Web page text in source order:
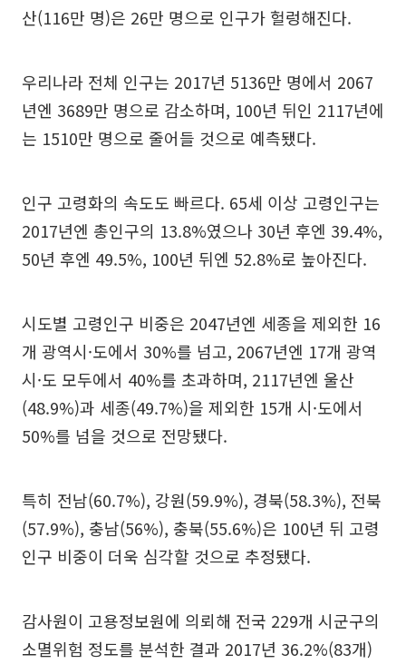
산(116만 명)은 26만 명으로 인구가 헐렁해진다.
우리나라 전체 인구는 2017년 5136만 명에서 2067
년엔 3689만 명으로 감소하며, 100년 뒤인 2117년에
는 1510만 명으로 줄어들 것으로 예측됐다.
인구 고령화의 속도도 빠르다. 65세 이상 고령인구는
2017년엔 총인구의 13.8%였으나 30년 후엔 39.4%,
50년 후엔 49.5%, 100년 뒤엔 52.8%로 높아진다.
시도별 고령인구 비중은 2047년엔 세종을 제외한 16
개 광역시·도에서 30%를 넘고, 2067년엔 17개 광역
시·도 모두에서 40%를 초과하며, 2117년엔 울산
(48.9%)과 세종(49.7%)을 제외한 15개 시·도에서
50%를 넘을 것으로 전망됐다.
특히 전남(60.7%), 강원(59.9%), 경북(58.3%), 전북
(57.9%), 충남(56%), 충북(55.6%)은 100년 뒤 고령
인구 비중이 더욱 심각할 것으로 추정됐다.
감사원이 고용정보원에 의뢰해 전국 229개 시군구의
소멸위험 정도를 분석한 결과 2017년 36.2%(83개)